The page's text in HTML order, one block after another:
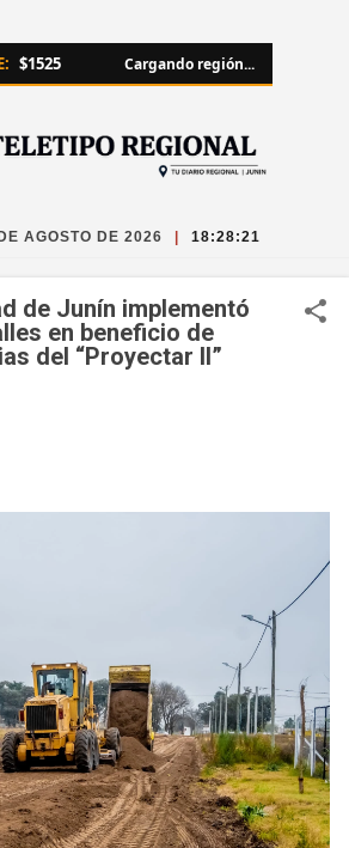
$1525 Cargando región...
AGOSTO DE 2026 18:28:22
de Junín implementó
en beneficio de
del “Proyectar II”